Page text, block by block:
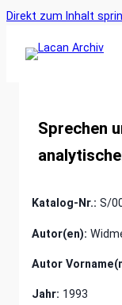
Direkt zum Inhalt
Sprechen
Katalog-Nr.: S/
Autor(en):
Autor
Jahr: 1993